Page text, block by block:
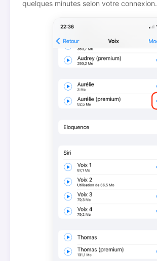
quelques minutes selon votre connexion.